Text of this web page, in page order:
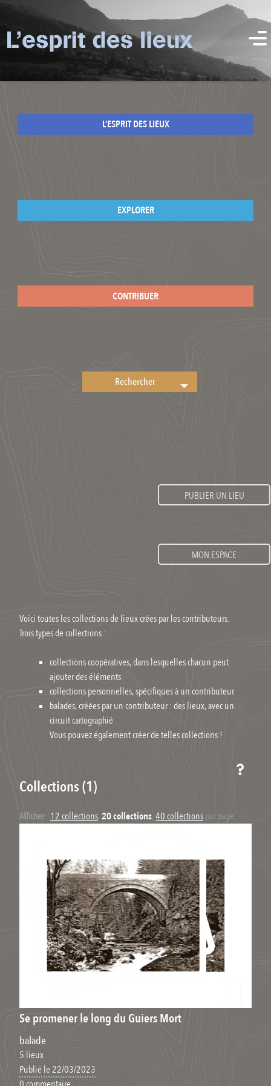
L’ESPRIT DES LIEUX
EXPLORER
CONTRIBUER
PUBLIER UN LIEU
MON ESPACE
Voici toutes les collections de lieux crées par les contributeurs.
Trois types de collections :
collections coopératives, dans lesquelles chacun peut
ajouter des éléments
collections personnelles, spécifiques à un contributeur
balades, créées par un contributeur : des lieux, avec un
circuit cartographié
Vous pouvez également créer de telles collections !
Collections (1)
Afficher: 12 collections,20 collections,40 collectionspar page
Se promener le long du Guiers Mort
balade
5 lieux
Publié le 22/03/2023